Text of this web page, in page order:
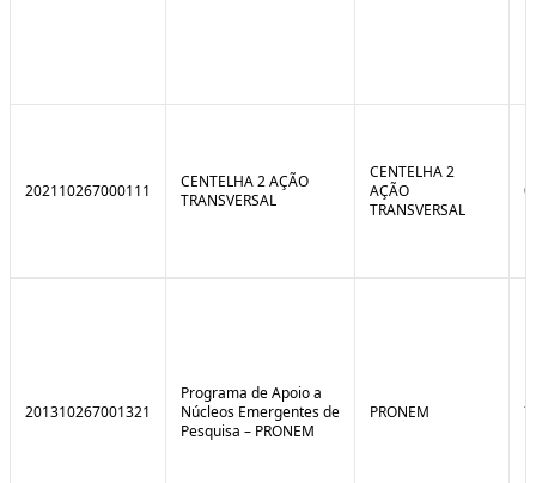
202110267000111
CENTELHA 2 AÇÃO
TRANSVERSAL
CENTELHA 2
AÇÃO
TRANSVERSAL
201310267001321
Programa de Apoio a
Núcleos Emergentes de
Pesquisa – PRONEM
PRONEM